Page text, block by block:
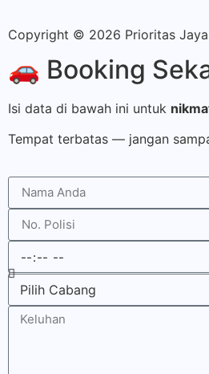
Copyright © 2026 Prioritas
🚗 Booking
Isi data di bawah ini untuk
Tempat terbatas — jangan